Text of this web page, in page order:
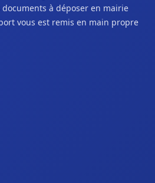
à déposer en mairie
vous est remis en main propre